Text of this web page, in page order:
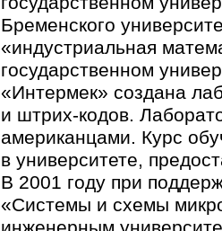
Бременского
«индустриальная
государственном
«Интермек» создана
и штрих-кодов.
американцами. Курс
в университете,
В 2001 году при
«Системы и схемы